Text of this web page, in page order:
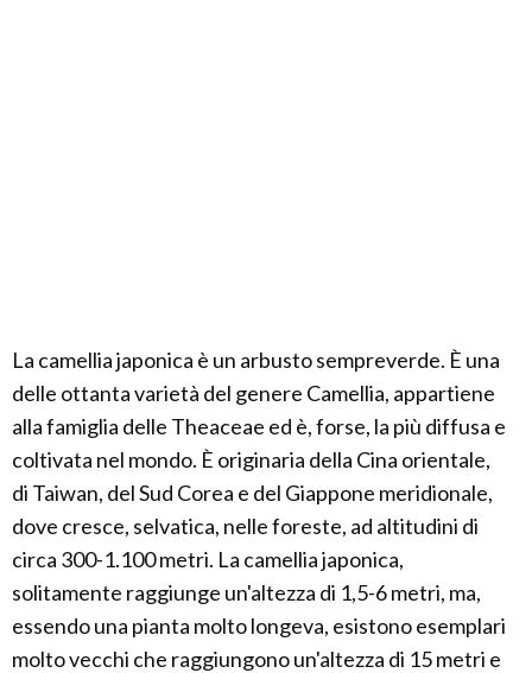
La camellia japonica è un arbusto sempreverde. È una
delle ottanta varietà del genere Camellia, appartiene
alla famiglia delle Theaceae ed è, forse, la più diffusa e
coltivata nel mondo. È originaria della Cina orientale,
di Taiwan, del Sud Corea e del Giappone meridionale,
dove cresce, selvatica, nelle foreste, ad altitudini di
circa 300-1.100 metri. La camellia japonica,
solitamente raggiunge un'altezza di 1,5-6 metri, ma,
essendo una pianta molto longeva, esistono esemplari
molto vecchi che raggiungono un'altezza di 15 metri e